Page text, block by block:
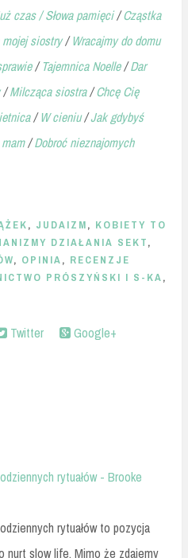
czas / Słowa pamięci/Cząstka
siostry/Wracajmy do domu
/Tajemnica Noelle/Dar
/Milcząca siostra/Chcę Cię
/W cieniu/Jak gdybyś
/Dobroć nieznajomych
, JUDAIZM, KOBIETY TO
DZIAŁANIA SEKT,
, OPINIA, RECENZJE
PRÓSZYŃSKI I S-KA,
Twitter
Google+
rytuałów - Brooke
rytuałów to pozycja
nurt slow life. Mimo że zdajemy